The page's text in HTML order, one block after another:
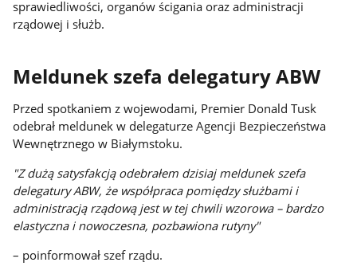
sprawiedliwości, organów ścigania oraz administracji
rządowej i służb.
Meldunek szefa delegatury ABW
Przed spotkaniem z wojewodami, Premier Donald Tusk
odebrał meldunek w delegaturze Agencji Bezpieczeństwa
Wewnętrznego w Białymstoku.
"Z dużą satysfakcją odebrałem dzisiaj meldunek szefa
delegatury ABW, że współpraca pomiędzy służbami i
administracją rządową jest w tej chwili wzorowa – bardzo
elastyczna i nowoczesna, pozbawiona rutyny"
– poinformował szef rządu.